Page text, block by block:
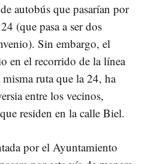
autobús que pasarían por
(que pasa a ser dos
Sin embargo, el
en el recorrido de la línea
ruta que la 24, ha
entre los vecinos,
residen en la calle Biel.
por el Ayuntamiento